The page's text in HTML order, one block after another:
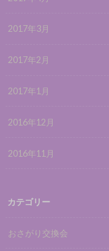
2017年3月
2017年2月
2017年1月
2016年12月
2016年11月
カテゴリー
おさがり交換会